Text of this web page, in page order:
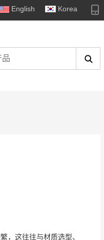
Korea
English
，这往往与材质选型、